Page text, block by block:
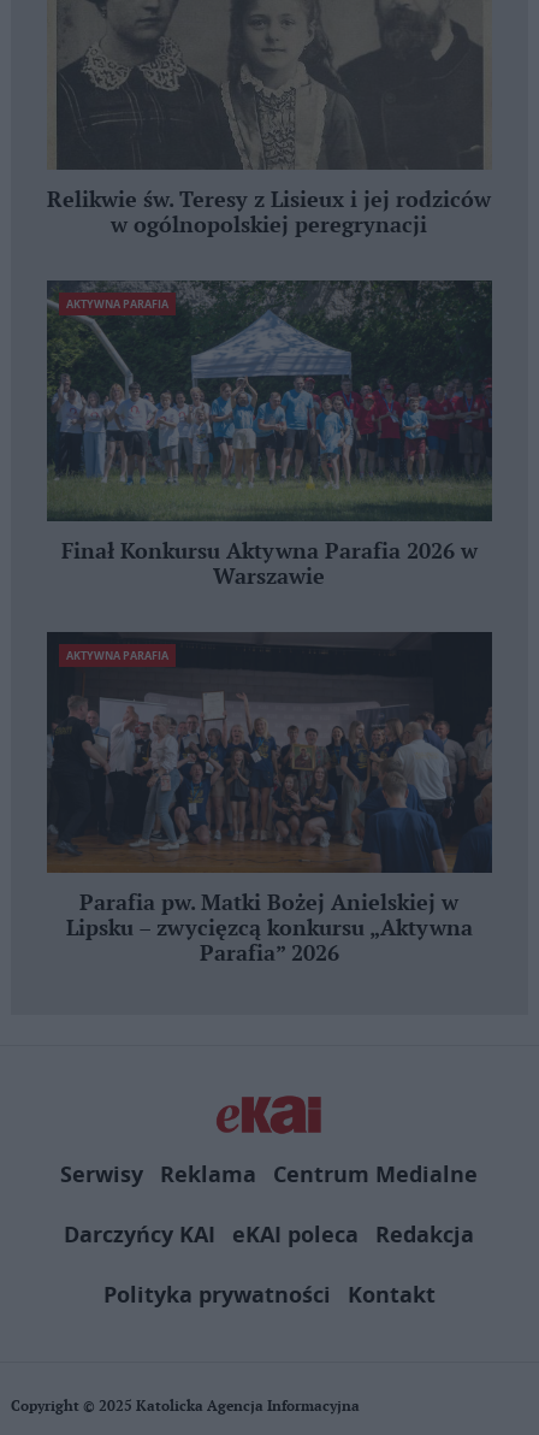
Relikwie św. Teresy z Lisieux i jej rodziców
w ogólnopolskiej peregrynacji
AKTYWNA PARAFIA
Finał Konkursu Aktywna Parafia 2026 w
Warszawie
AKTYWNA PARAFIA
Parafia pw. Matki Bożej Anielskiej w
Lipsku – zwycięzcą konkursu „Aktywna
Parafia” 2026
Serwisy Reklama
Centrum Medialne
Darczyńcy KAI
eKAI poleca
Redakcja
Polityka prywatności
Kontakt
Copyright © 2025 Katolicka Agencja Informacyjna